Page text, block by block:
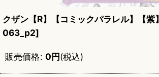
クザン【R】【コミックパラレル】【紫】
063_p2]
販売価格: 0円(税込)